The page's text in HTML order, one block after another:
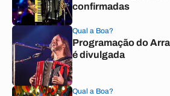
confirmadas
Qual a Boa?
Programação do
é divulgada
Qual a Boa?